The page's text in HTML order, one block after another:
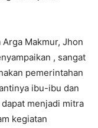
Makmur, Jhon
, sangat
pemerintahan
ibu-ibu dan
menjadi mitra
kegiatan